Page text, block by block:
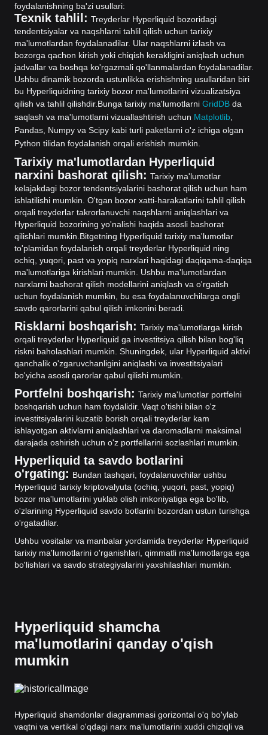
foydalanishning ba'zi usullari:
Texnik tahlil: Treyderlar Hyperliquid bozoridagi
tendentsiyalar va naqshlarni tahlil qilish uchun tarixiy
ma'lumotlardan foydalanadilar. Ular naqshlarni izlash va
bozorga qachon kirish yoki chiqish kerakligini aniqlash uchun
jadvallar va boshqa ko'rgazmali qo'llanmalardan foydalanadilar.
Ushbu dinamik bozorda ustunlikka erishishning usullaridan biri
bu Hyperliquidning tarixiy bozor ma'lumotlarini vizualizatsiya
qilish va tahlil qilishdir. Bunga tarixiy ma'lumotlarni GridDB da
saqlash va ma'lumotlarni vizuallashtirish uchun Matplotlib
Pandas, Numpy va Scipy kabi turli paketlarni o'z ichiga olgan
Python tilidan foydalanish orqali erishish mumkin.
Tarixiy ma'lumotlardan Hyperliquid
narxini bashorat qilish: Tarixiy ma'lumotlar
kelajakdagi bozor tendentsiyalarini bashorat qilish uchun ham
ishlatilishi mumkin. O'tgan bozor xatti-harakatlarini tahlil qilish
orqali treyderlar takrorlanuvchi naqshlarni aniqlashlari va
Hyperliquid bozorining yo'nalishi haqida asosli bashorat
qilishlari mumkin. Bitgetning Hyperliquid tarixiy ma'lumotlar
to'plamidan foydalanish orqali treyderlar Hyperliquid ning
ochiq, yuqori, past va yopiq narxlari haqidagi daqiqama-daqiqa
ma'lumotlariga kirishlari mumkin. Ushbu ma'lumotlardan
narxlarni bashorat qilish modellarini aniqlash va o'rgatish
uchun foydalanish mumkin, bu esa foydalanuvchilarga ongli
savdo qarorlarini qabul qilish imkonini beradi.
Risklarni boshqarish: Tarixiy ma'lumotlarga kirish
orqali treyderlar Hyperliquid ga investitsiya qilish bilan bog'liq
riskni baholashlari mumkin. Shuningdek, ular Hyperliquid aktivi
qanchalik o'zgaruvchanligini aniqlashi va investitsiyalari
bo'yicha asosli qarorlar qabul qilishi mumkin.
Portfelni boshqarish: Tarixiy ma'lumotlar portfelni
boshqarish uchun ham foydalidir. Vaqt o'tishi bilan o'z
investitsiyalarini kuzatib borish orqali treyderlar kam
ishlayotgan aktivlarni aniqlashlari va daromadlarni maksimal
darajada oshirish uchun o'z portfellarini sozlashlari mumkin.
Hyperliquid ta savdo botlarini
o'rgating: Bundan tashqari, foydalanuvchilar ushbu
Hyperliquid tarixiy kriptovalyuta (ochiq, yuqori, past, yopiq)
bozor ma'lumotlarini yuklab olish imkoniyatiga ega bo'lib,
o'zlarining Hyperliquid savdo botlarini bozordan ustun turishga
o'rgatadilar.
Ushbu vositalar va manbalar yordamida treyderlar Hyperliquid
tarixiy ma'lumotlarini o'rganishlari, qimmatli ma'lumotlarga ega
bo'lishlari va savdo strategiyalarini yaxshilashlari mumkin.
Hyperliquid shamcha
ma'lumotlarini qanday o'qish
mumkin
Hyperliquid shamdonlar diagrammasi gorizontal o'q bo'ylab
vaqtni va vertikal o'qdagi narx ma'lumotlarini xuddi chiziqli va